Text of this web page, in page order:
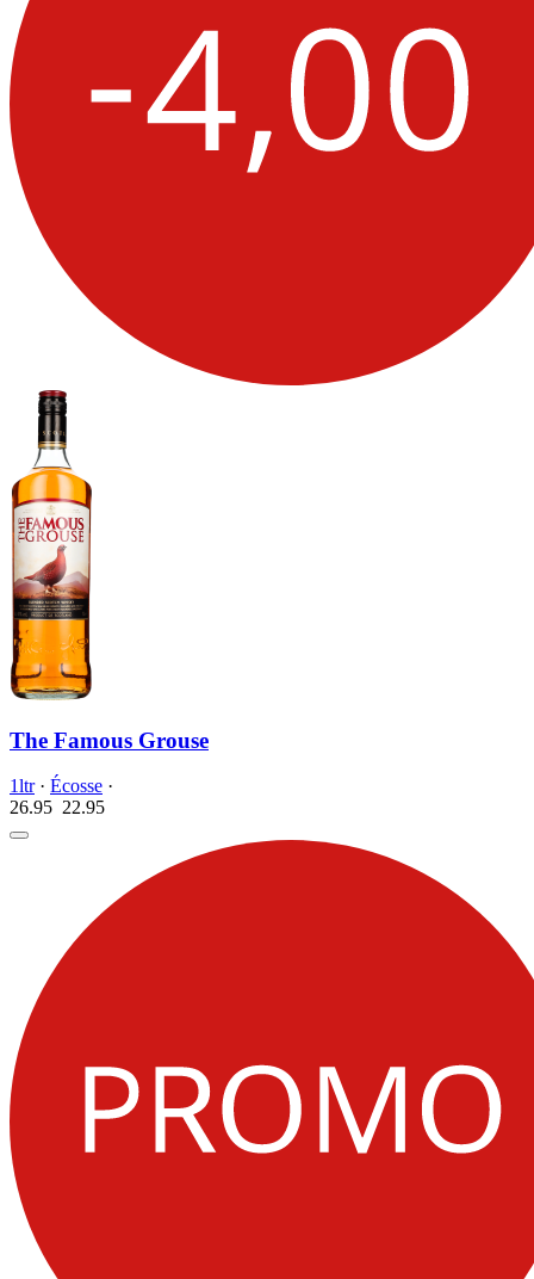
The Famous Grouse
1ltr· Écosse ·
26.95 22.95